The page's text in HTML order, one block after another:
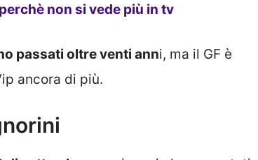
non si vede più in tv
passati oltre venti anni, ma il GF è
ancora di più.